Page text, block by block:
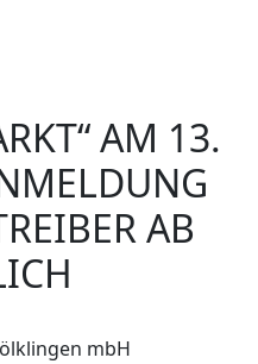
AM 13.
AB
mbH